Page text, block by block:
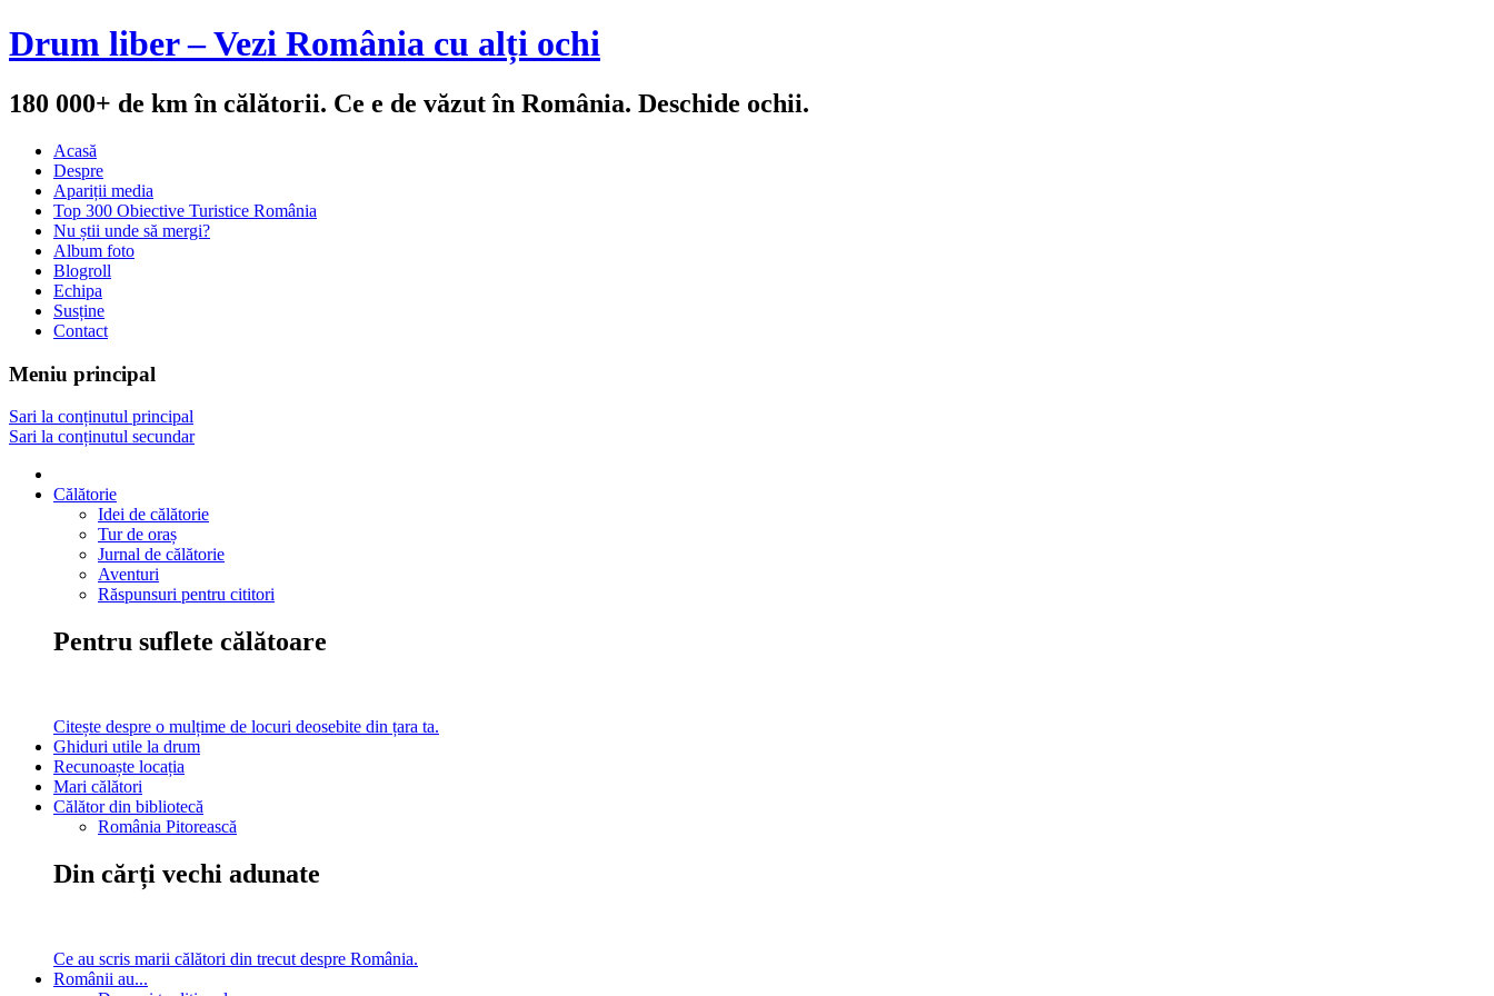
Drum liber – Vezi România cu alți ochi
180 000+ de km în călătorii. Ce e de văzut în România. Deschide ochii.
Acasă
Despre
Apariții media
Top 300 Obiective Turistice România
Nu știi unde să mergi?
Album foto
Blogroll
Echipa
Susține
Contact
Meniu principal
Sari la conținutul principal
Sari la conținutul secundar
Călătorie
Idei de călătorie
Tur de oraș
Jurnal de călătorie
Aventuri
Răspunsuri pentru cititori
Pentru suflete călătoare
Citește despre o mulțime de locuri deosebite din țara ta.
Ghiduri utile la drum
Recunoaște locația
Mari călători
Călător din bibliotecă
România Pitorească
Din cărți vechi adunate
Ce au scris marii călători din trecut despre România.
Românii au...